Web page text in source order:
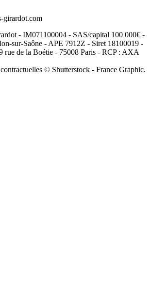
girardot.com
- IM071100004 - SAS/capital 100 000€ -
sur-Saône - APE 7912Z - Siret 18100019 -
rue de la Boétie - 75008 Paris - RCP : AXA
© Shutterstock - France Graphic.